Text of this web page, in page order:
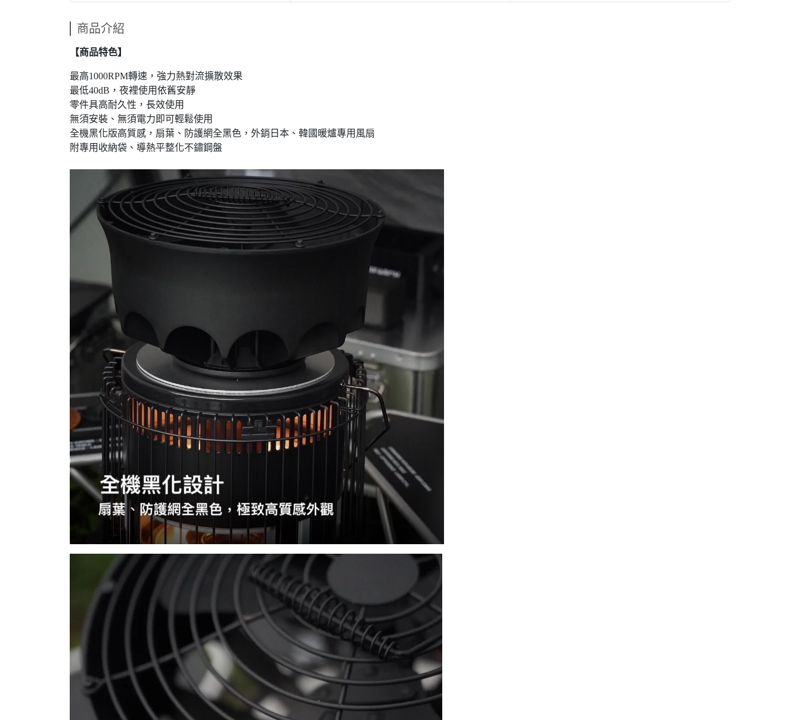
商品介紹
【商品特色】
最高1000RPM轉速，強力熱對流擴散效果
最低40dB，夜裡使用依舊安靜
零件具高耐久性，長效使用
無須安裝、無須電力即可輕鬆使用
全機黑化版高質感，扇葉、防護網全黑色，外銷日本、韓國暖爐專用風扇
附專用收納袋、導熱平整化不鏽鋼盤